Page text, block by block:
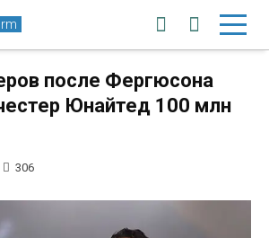
после Фергюсона
Юнайтед 100 млн
306